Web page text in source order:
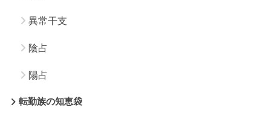
異常干支
陰占
陽占
転勤族の知恵袋